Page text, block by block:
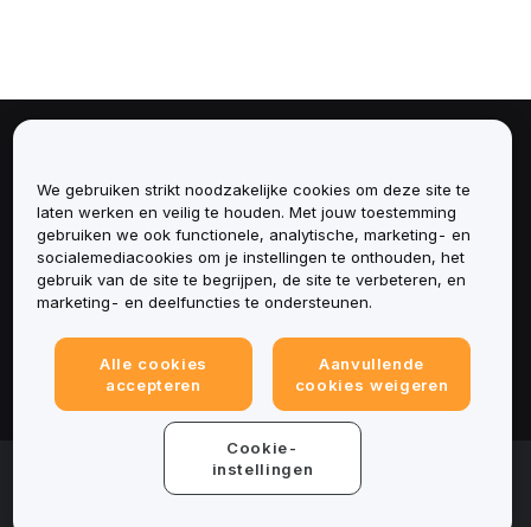
Diensten
Ondersteuning
Juridisch
© 2025-2026 Bybit.eu. All rights reserved.
We gebruiken strikt noodzakelijke cookies om deze site te
laten werken en veilig te houden. Met jouw toestemming
gebruiken we ook functionele, analytische, marketing- en
socialemediacookies om je instellingen te onthouden, het
gebruik van de site te begrijpen, de site te verbeteren, en
marketing- en deelfuncties te ondersteunen.
Alle cookies
accepteren
Aanvullende
cookies weigeren
Cookie-
instellingen